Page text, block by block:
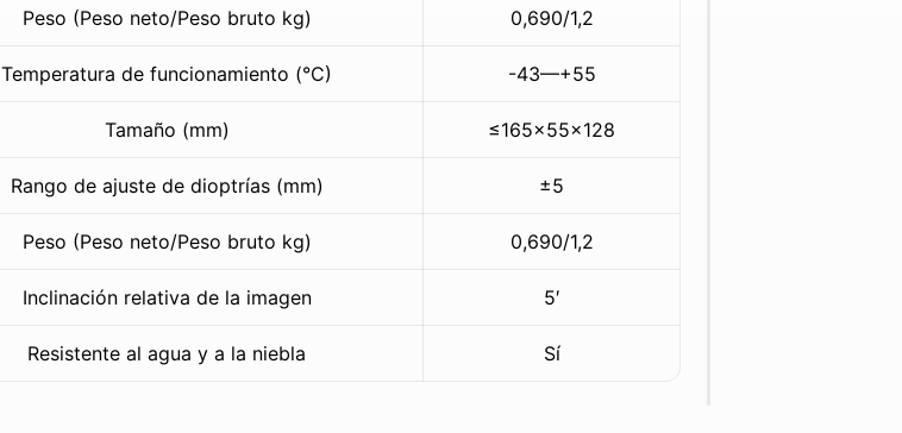
Peso (Peso neto/Peso bruto kg) 0,690/1,2
Temperatura de funcionamiento (°C) -43—+55
Tamaño (mm) ≤165×55×128
Rango de ajuste de dioptrías (mm) ±5
Peso (Peso neto/Peso bruto kg) 0,690/1,2
Inclinación relativa de la imagen 5′
Resistente al agua y a la niebla Sí